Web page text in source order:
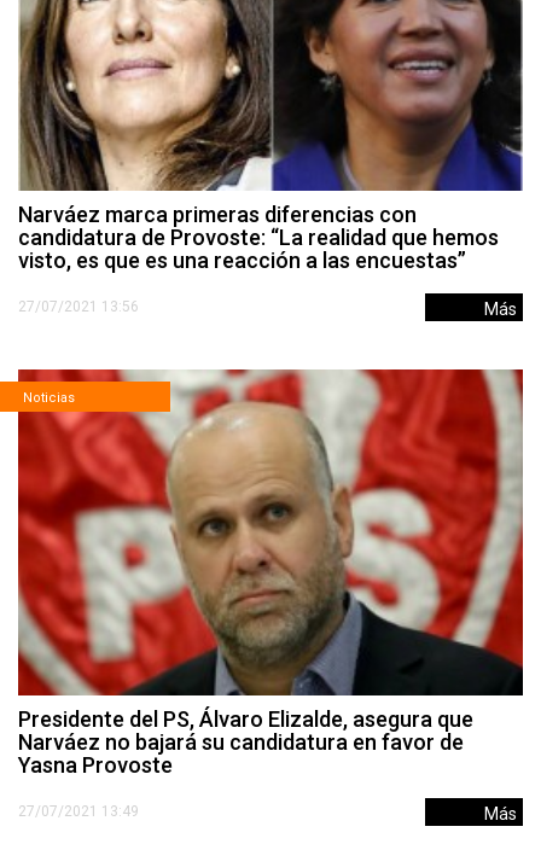
Narváez marca primeras diferencias con
candidatura de Provoste: “La realidad que hemos
visto, es que es una reacción a las encuestas”
27/07/2021 13:56 Más
Noticias
Presidente del PS, Álvaro Elizalde, asegura que
Narváez no bajará su candidatura en favor de
Yasna Provoste
27/07/2021 13:49 Más